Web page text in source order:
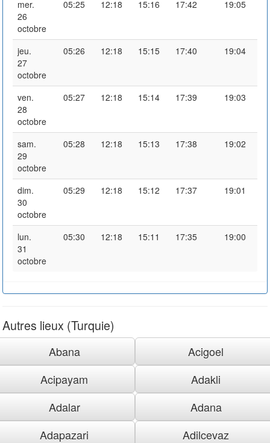
mer.
26
octobre
05:25 12:18 15:16 17:42 19:05
jeu.
27
octobre
05:26 12:18 15:15 17:40 19:04
ven.
28
octobre
05:27 12:18 15:14 17:39 19:03
sam.
29
octobre
05:28 12:18 15:13 17:38 19:02
dim.
30
octobre
05:29 12:18 15:12 17:37 19:01
lun.
31
octobre
05:30 12:18 15:11 17:35 19:00
Autres lieux (Turquie)
Abana
Acigoel
Acipayam
Adakli
Adalar
Adana
Adapazari
Adilcevaz